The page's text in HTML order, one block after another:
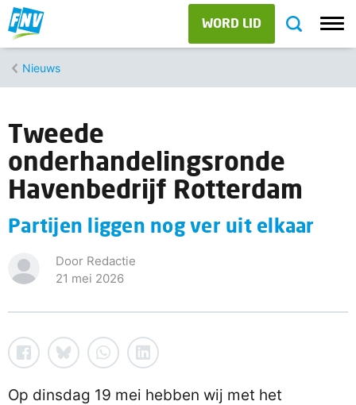
WORD LID
Nieuws
Tweede
onderhandelingsronde
Havenbedrijf Rotterdam
Partijen liggen nog ver uit elkaar
Door Redactie
21 mei 2026
Op dinsdag 19 mei hebben wij met het